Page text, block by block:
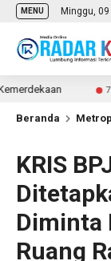
MENU Minggu,
7 jam lalu
Beranda
KRIS
Diminta
Ruang